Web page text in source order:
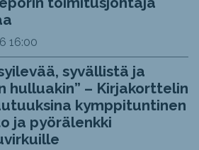
16:00
syvällistä ja
hulluakin” – Kirjakorttelin
kymppituntinen
ja pyörälenkki